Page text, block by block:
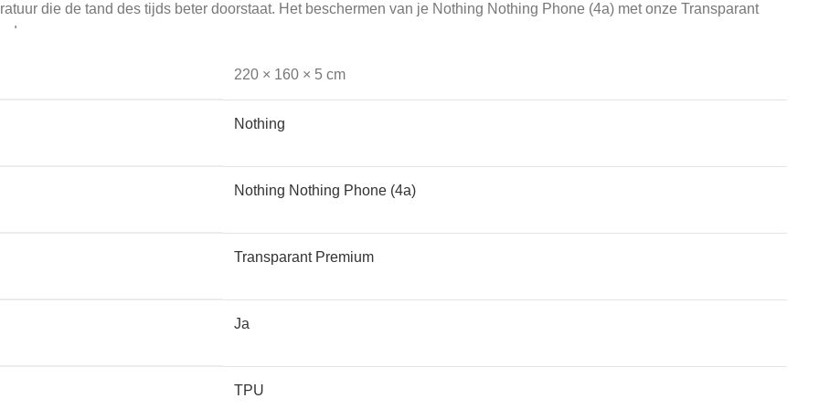
die de tand des tijds beter doorstaat. Het beschermen van je Nothing Nothing Phone (4a) met onze Transparant
te laten beschermen.
220 × 160 × 5 cm
Nothing
Nothing Nothing Phone (4a)
Transparant Premium
Ja
TPU